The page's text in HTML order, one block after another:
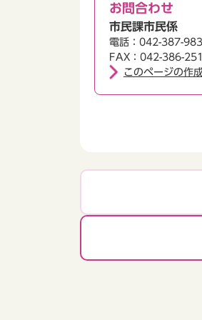
お問合わせ
市民課市民係
電話：042-387-
FAX：042-386-
このページの作